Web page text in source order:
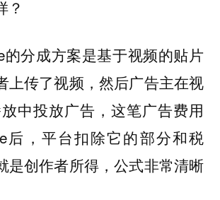
？
的分成方案是基于视频的贴片
上传了视频，然后广告主在视
中投放广告，这笔广告费用
后，平台扣除它的部分和税
是创作者所得，公式非常清晰